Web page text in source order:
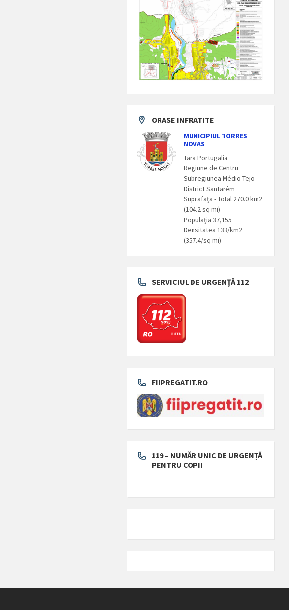
ORASE INFRATITE
MUNICIPIUL TORRES
NOVAS
Tara Portugalia
Regiune de Centru
Subregiunea Médio Tejo
District Santarém
Suprafaţa - Total 270.0 km2
(104.2 sq mi)
Populaţia 37,155
Densitatea 138/km2
(357.4/sq mi)
SERVICIUL DE URGENȚĂ 112
FIIPREGATIT.RO
119 – NUMĂR UNIC DE URGENȚĂ
PENTRU COPII